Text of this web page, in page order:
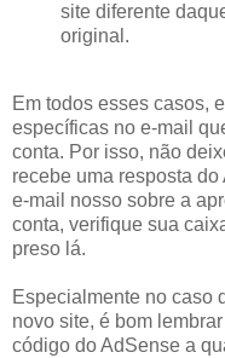
site diferente
original.
Em todos esses casos,
específicas no e-mail
conta. Por isso, não
recebe uma resposta
e-mail nosso sobre a
conta, verifique sua
preso lá.
Especialmente no caso
novo site, é bom
código do AdSense a